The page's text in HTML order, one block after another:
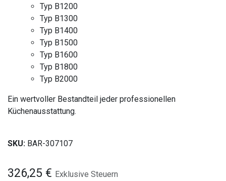
Typ B1200
Typ B1300
Typ B1400
Typ B1500
Typ B1600
Typ B1800
Typ B2000
Ein wertvoller Bestandteil jeder professionellen
Küchenausstattung.
SKU: BAR-307107
326,25 € Exklusive Steuern